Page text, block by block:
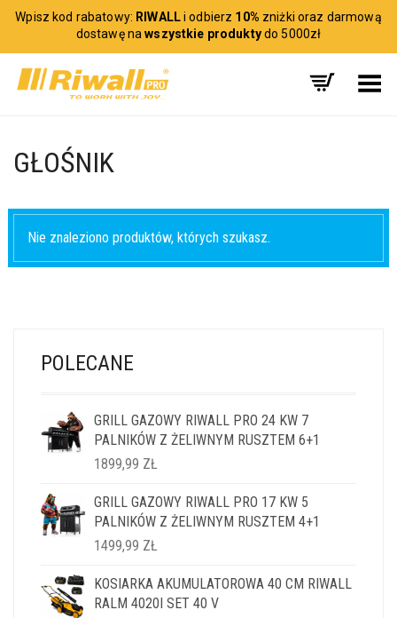
Wpisz kod rabatowy: RIWALLi odbierz 10% zniżki oraz darmową
dostawę nawszystkie produktydo 5000zł
Toggle Menu
GŁOŚNIK
Nie znaleziono produktów, których szukasz.
POLECANE
GRILL GAZOWY RIWALL PRO 24 KW 7
PALNIKÓW Z ŻELIWNYM RUSZTEM 6+1
1899,99 ZŁ
GRILL GAZOWY RIWALL PRO 17 KW 5
PALNIKÓW Z ŻELIWNYM RUSZTEM 4+1
1499,99 ZŁ
KOSIARKA AKUMULATOROWA 40 CM RIWALL
RALM 4020I SET 40 V